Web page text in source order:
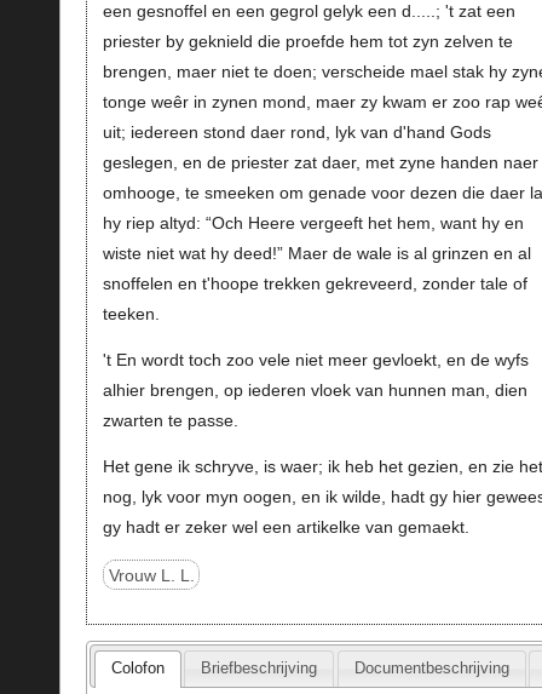
een gesnoffel en een gegrol gelyk een d.....; 't zat een
priester by geknield die proefde hem tot zyn zelven te
brengen, maer niet te doen; verscheide mael stak hy
tonge weêr in zynen mond, maer zy kwam er zoo rap
uit; iedereen stond daer rond, lyk van d'hand Gods
geslegen, en de priester zat daer, met zyne handen naer
omhooge, te smeeken om genade voor dezen die daer
hy riep altyd: “Och Heere vergeeft het hem, want hy en
wiste niet wat hy deed!” Maer de wale is al grinzen en al
snoffelen en t'hoope trekken gekreveerd, zonder tale of
teeken.
't En wordt toch zoo vele niet meer gevloekt, en de wyfs
alhier brengen, op iederen vloek van hunnen man, dien
zwarten te passe.
Het gene ik schryve, is waer; ik heb het gezien, en zie het
nog, lyk voor myn oogen, en ik wilde, hadt gy hier
gy hadt er zeker wel een artikelke van gemaekt.
Vrouw L. L.
Colofon Briefbeschrijving Documentbeschrijving